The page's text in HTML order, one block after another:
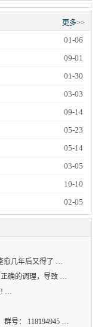
更多>>
01-06
09-01
01-30
03-03
09-14
05-23
05-14
03-05
10-10
02-05
愈几年后又得了 …
确的调理，导致 …
…
号： 118194945 …